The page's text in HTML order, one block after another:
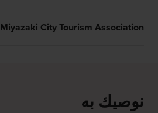
Miyazaki City Tourism Association
نوصيك به